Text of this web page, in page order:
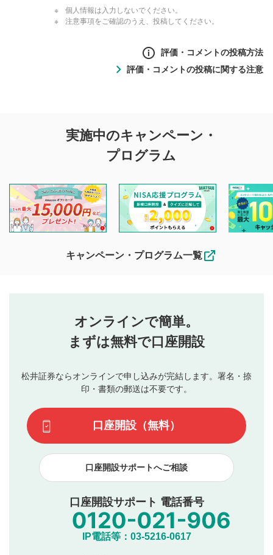
個人情報は入力しないでください。
注意事項をご確認のうえ、投稿してください。
評価・コメントの投稿方法
投稿するボタン
星で評価をすると投稿できます。（お名前とコメント
3
動画の評価
です）
評価・コメントの投稿に関する注意
投稿に関する注意
を目的として、各動画コンテンツに、評価およびコメントの
投稿ができます。利用者は以下の注意事項をご理解のうえ、
閲覧および投稿を行うものとしてください。
他の利用者が動画を視聴される際の参考になるコメントをお
待ちしております。
なお、投稿をもって、本注意事項に同意されたものとみなし
行ってください。
当社は、利用者同士、もしくは利用者と第三者間のトラ
ブルによって生じた損害に対して一切の責任を負いませ
評価およびコメントは当社にて審査のうえ、掲載となり
ます。掲載されるまでに日数がかかる場合や掲載されない
てはお答えできません。各動画コンテンツへの掲載をもっ
て結果のご連絡といたします。ご了承ください。
下記の項目に該当すると判断された投稿内容は、掲載を
見合わせる場合がございます。
本動画コンテンツとは無関係の内容の投稿
他者への誹謗中傷や差別的表現投稿
公序良俗に反する内容の投稿
氏名、住所、電話番号など個人を特定できる情報の
他のサイトへの誘導や営利目的、広告・宣伝を目
実施中のキャンペーン・
プログラム
キャンペーン・プログラム一覧
オンラインで簡単。
まずは無料で口座開設
松井証券ならオンラインで申し込みが完結します。署名・捺
印・書類の郵送は不要です。
口座開設（無料）
口座開設サポートへご相談
口座開設サポート 電話番号
IP電話等：03-5216-0617